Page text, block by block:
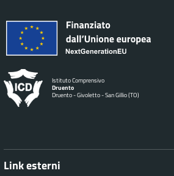
Istituto Comprensivo
Druento
Druento - Givoletto - San Gillio (TO)
Link esterni